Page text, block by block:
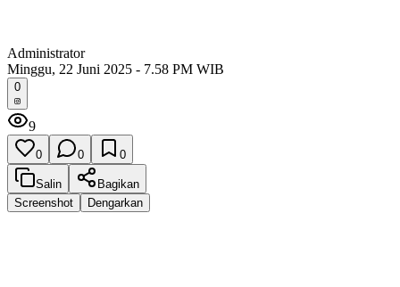
Administrator
Minggu, 22 Juni 2025 - 7.58 PM WIB
0
9
0 0 0
Salin
Bagikan
Screenshot
Dengarkan